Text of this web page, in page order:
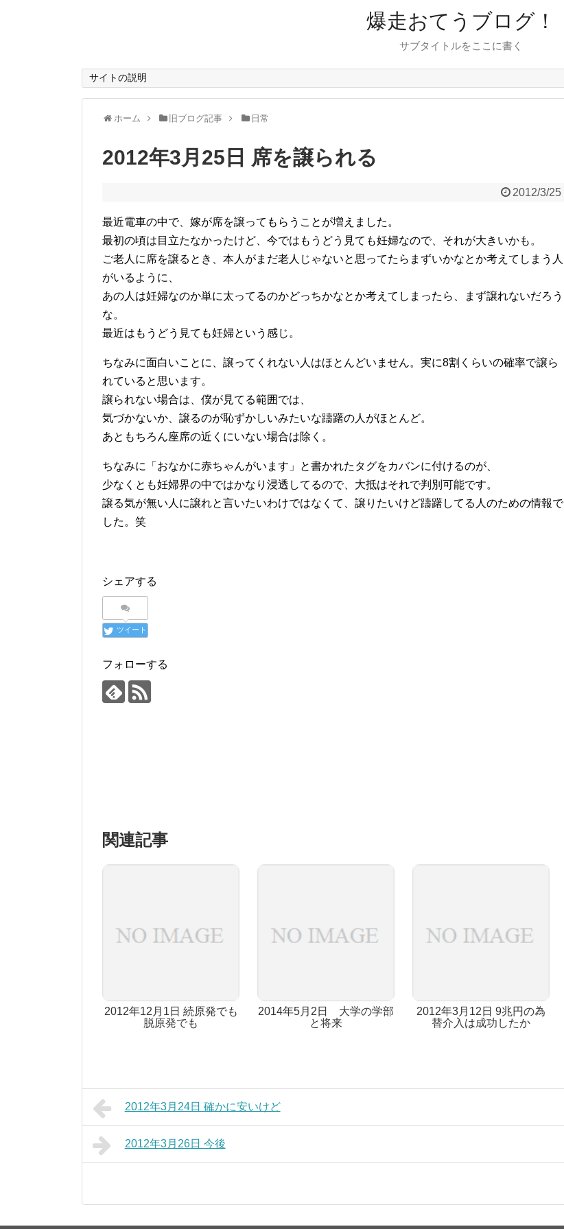
爆走おてうブログ！
サブタイトルをここに書く
サイトの説明
ホーム 旧ブログ記事 日常
2012年3月25日 席を譲られる
2012/3/25
最近電車の中で、嫁が席を譲ってもらうことが増えました。
最初の頃は目立たなかったけど、今ではもうどう見ても妊婦なので、それが大きいかも。
ご老人に席を譲るとき、本人がまだ老人じゃないと思ってたらまずいかなとか考えてしまう人
がいるように、
あの人は妊婦なのか単に太ってるのかどっちかなとか考えてしまったら、まず譲れないだろう
な。
最近はもうどう見ても妊婦という感じ。
ちなみに面白いことに、譲ってくれない人はほとんどいません。実に8割くらいの確率で譲ら
れていると思います。
譲られない場合は、僕が見てる範囲では、
気づかないか、譲るのが恥ずかしいみたいな躊躇の人がほとんど。
あともちろん座席の近くにいない場合は除く。
ちなみに「おなかに赤ちゃんがいます」と書かれたタグをカバンに付けるのが、
少なくとも妊婦界の中ではかなり浸透してるので、大抵はそれで判別可能です。
譲る気が無い人に譲れと言いたいわけではなくて、譲りたいけど躊躇してる人のための情報で
した。笑
シェアする
ツイート
フォローする
関連記事
2012年12月1日 続原発でも
脱原発でも
2014年5月2日 大学の学部
と将来
2012年3月12日 9兆円の為
替介入は成功したか
2012年3月24日 確かに安いけど
2012年3月26日 今後